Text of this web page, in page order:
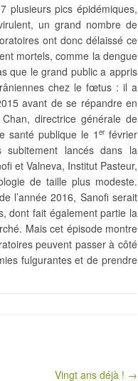
plusieurs pics épidémiques,
un grand nombre de
ont donc délaissé ce
mortels, comme la dengue
que le grand public a appris
chez le fœtus : il a
avant de se répandre en
directrice générale de
santé publique le 1 erfévrier
subitement lancés dans la
et Valneva, Institut Pasteur,
de taille plus modeste.
l’année 2016, Sanofi serait
dont fait également partie la
Mais cet épisode montre
peuvent passer à côté
fulgurantes et de prendre
Vingt ans déjà ! →